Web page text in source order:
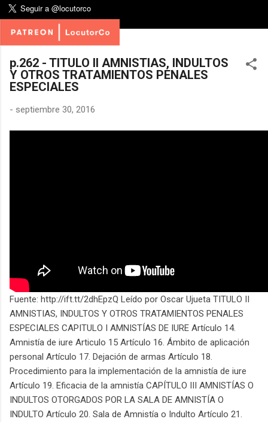
p.262 - TITULO II AMNISTIAS, INDULTOS
Y OTROS TRATAMIENTOS PENALES
ESPECIALES
- septiembre 30, 2016
Fuente: http://ift.tt/2dhEpzQ Leído por Oscar Ujueta TITULO II
AMNISTIAS, INDULTOS Y OTROS TRATAMIENTOS PENALES
ESPECIALES CAPITULO I AMNISTÍAS DE IURE Artículo 14.
Amnistía de iure Articulo 15 Artículo 16. Ámbito de aplicación
personal Artículo 17. Dejación de armas Artículo 18.
Procedimiento para la implementación de la amnistía de iure
Artículo 19. Eficacia de la amnistía CAPÍTULO III AMNISTÍAS O
INDULTOS OTORGADOS POR LA SALA DE AMNISTÍA O
INDULTO Artículo 20. Sala de Amnistía o Indulto Artículo 21.